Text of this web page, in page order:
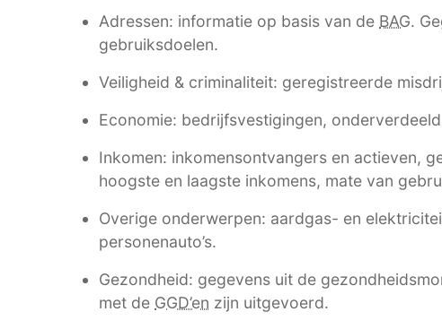
Adressen: informatie op basis van de BAG.
gebruiksdoelen.
Veiligheid & criminaliteit: geregistreerde
Economie: bedrijfsvestigingen,
Inkomen: inkomensontvangers en actieven,
hoogste en laagste inkomens, mate van
Overige onderwerpen: aardgas- en
personenauto’s.
Gezondheid: gegevens uit de
met de GGD’en zijn uitgevoerd.